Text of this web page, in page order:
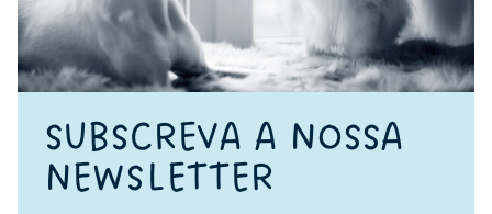
SUBSCREVA A NOSSA
NEWSLETTER